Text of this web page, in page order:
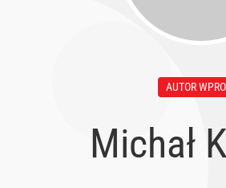
Michał
AUTOR